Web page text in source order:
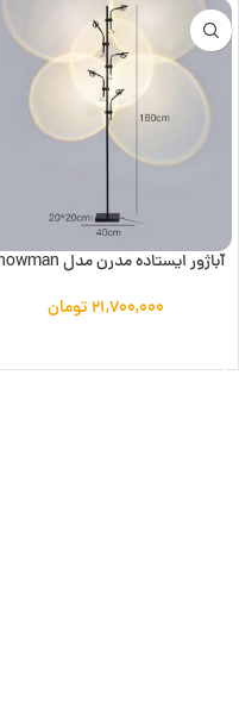
آباژور ایستاده مدرن مدل Showman
۲۱,۷۰۰,۰۰۰تومان